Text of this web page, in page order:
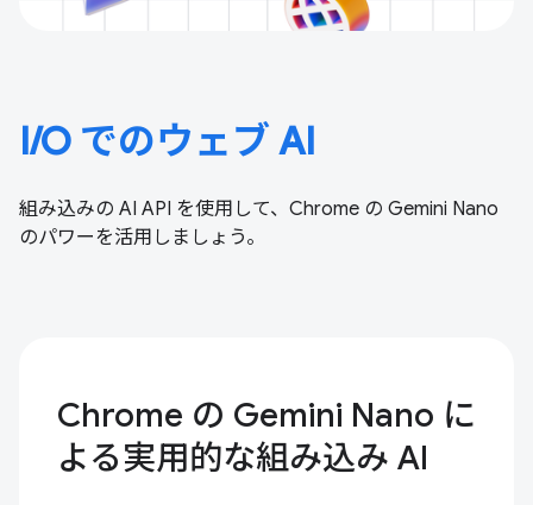
I/O でのウェブ AI
組み込みの AI API を使用して、Chrome の Gemini Nano
のパワーを活用しましょう。
Chrome の Gemini Nano に
よる実用的な組み込み AI